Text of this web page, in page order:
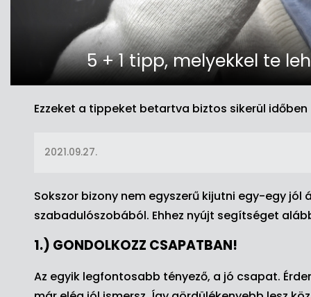
5 + 1 tipp, melyekkel te
Ezzeket a tippeket betartva biztos sikerül
2021.09.27.
Sokszor bizony nem egyszerű kijutni egy-egy
szabadulószobából. Ehhez nyújt segítséget
1.) GONDOLKOZZ CSAPATBAN!
Az egyik legfontosabb tényező, a jó csapat.